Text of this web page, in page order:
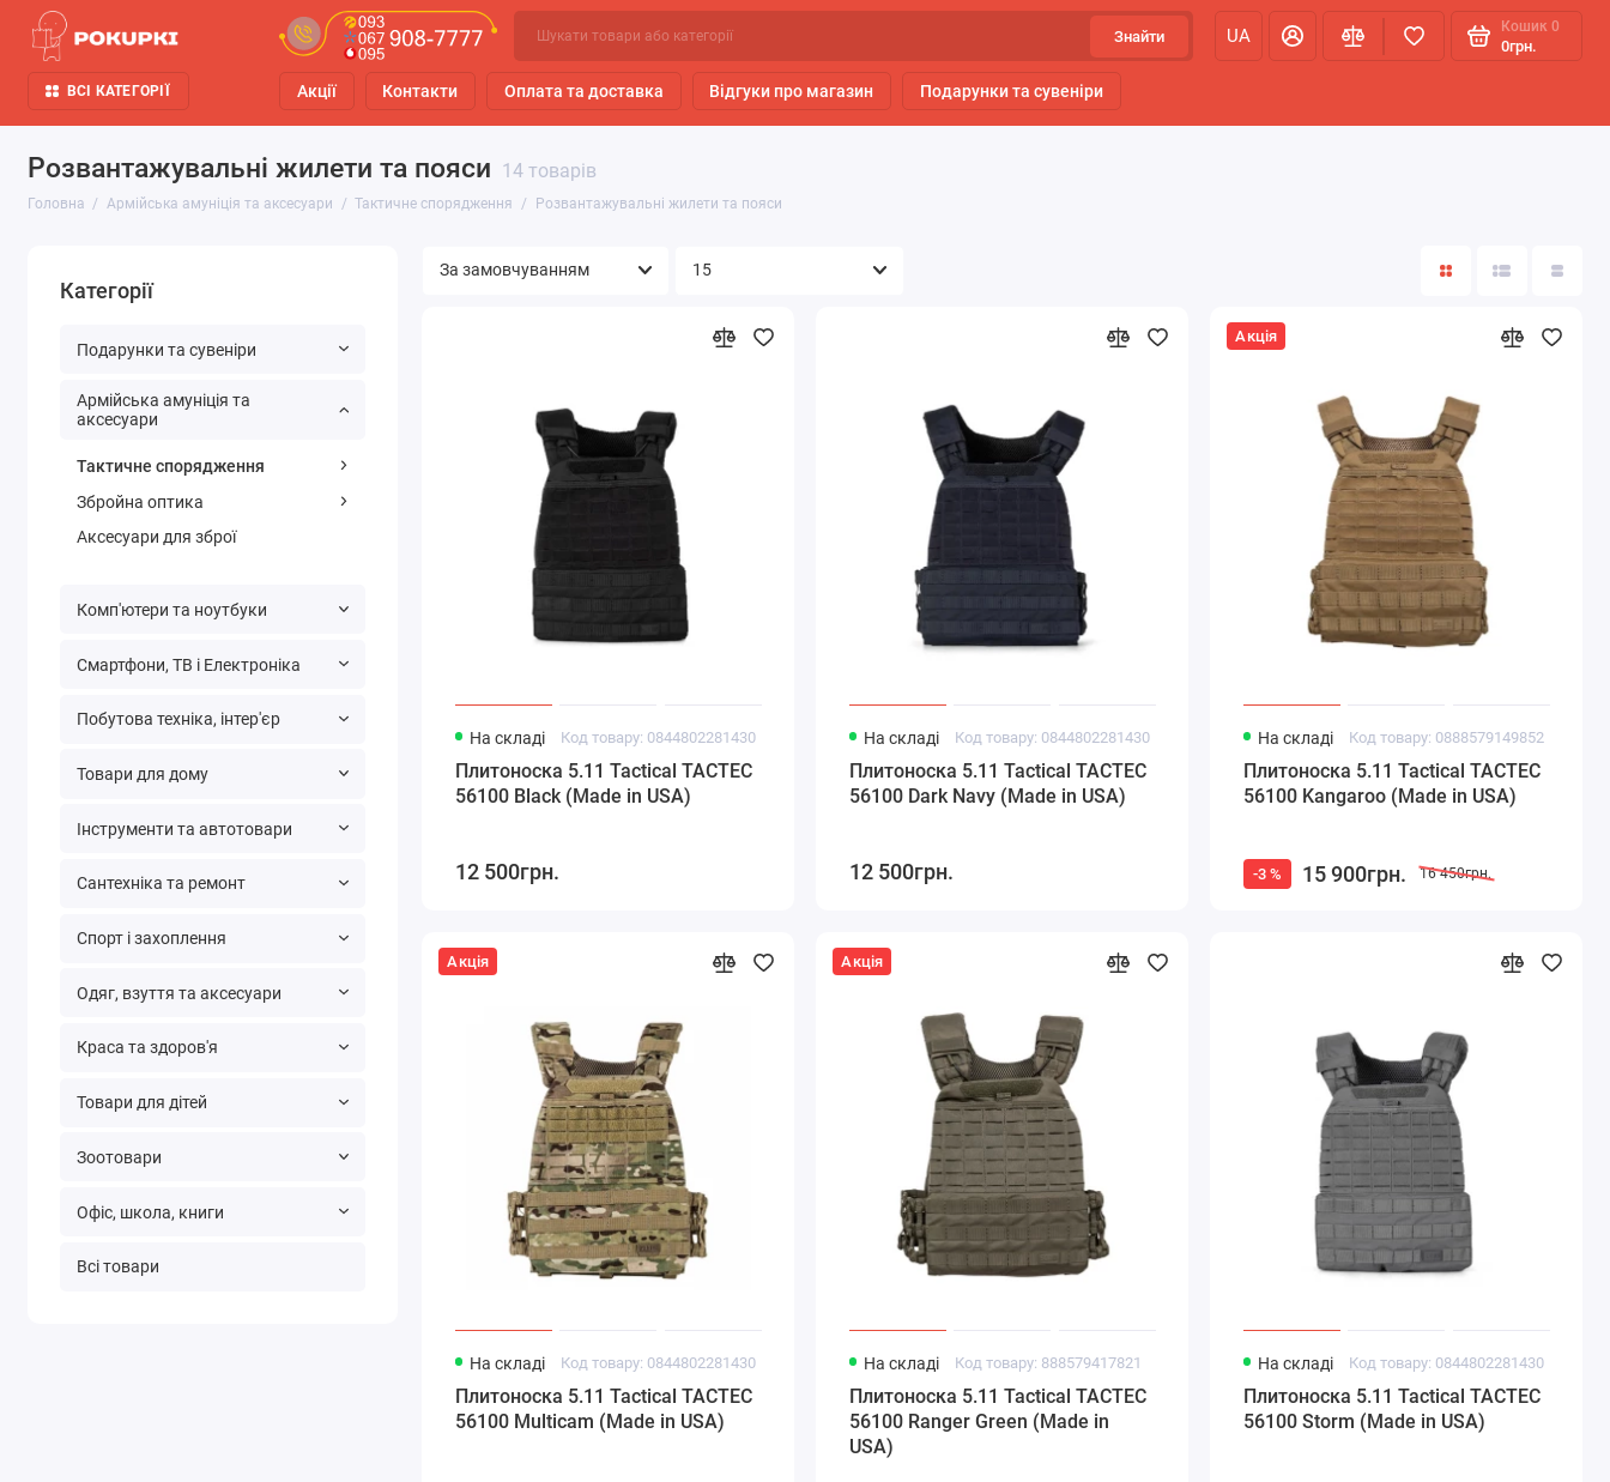
Знайти UA Кошик 0
0грн.
ВСІ КАТЕГОРІЇ Акції Контакти Оплата та доставка Відгуки про магазин Подарунки та сувеніри
Розвантажувальні жилети та пояси 14 товарів
Головна Армійська амуніція та аксесуари Тактичне спорядження Розвантажувальні жилети та пояси
Категорії
Подарунки та сувеніри
Армійська амуніція та
аксесуари
Тактичне спорядження
Збройна оптика
Аксесуари для зброї
Комп'ютери та ноутбуки
Смартфони, ТВ і Електроніка
Побутова техніка, інтер'єр
Товари для дому
Інструменти та автотовари
Сантехніка та ремонт
Спорт і захоплення
Одяг, взуття та аксесуари
Краса та здоров'я
Товари для дітей
Зоотовари
Офіс, школа, книги
Всі товари
На складі Код товару: 0844802281430
Плитоноска 5.11 Tactical TACTEC
56100 Black (Made in USA)
12 500грн.
На складі Код товару: 0844802281430
Плитоноска 5.11 Tactical TACTEC
56100 Dark Navy (Made in USA)
12 500грн.
Акція
На складі Код товару: 0888579149852
Плитоноска 5.11 Tactical TACTEC
56100 Kangaroo (Made in USA)
-3 % 15 900грн. 16 450грн.
Акція
На складі Код товару: 0844802281430
Плитоноска 5.11 Tactical TACTEC
56100 Multicam (Made in USA)
Акція
На складі Код товару: 888579417821
Плитоноска 5.11 Tactical TACTEC
56100 Ranger Green (Made in
USA)
На складі Код товару: 0844802281430
Плитоноска 5.11 Tactical TACTEC
56100 Storm (Made in USA)